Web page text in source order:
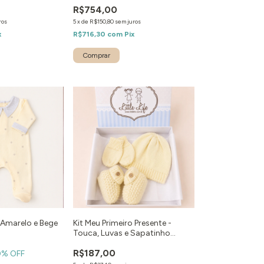
R$754,00
5xde R$150,80 sem juros
R$716,30 com Pix
Comprar
e Bege
% OFF
Kit Meu Primeiro Presente -
Touca, Luvas e Sapatinho
R$187,00